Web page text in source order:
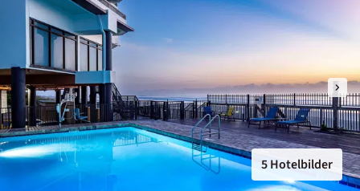
5 Hotelbilder